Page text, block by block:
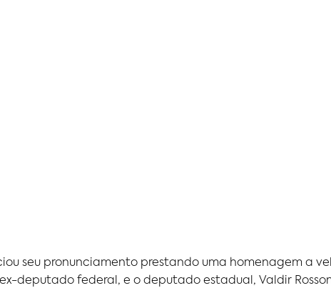
seu pronunciamento prestando uma homenagem a
deputado federal, e o deputado estadual, Valdir